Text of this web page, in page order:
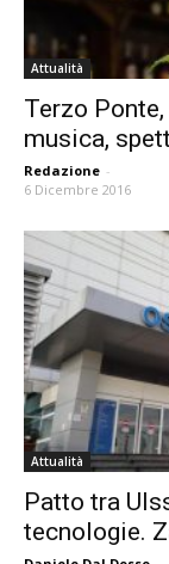
Attualità
Terzo
musica,
Redazione -
6 Dicembre 2016
Attualità
Patto tra
tecnologie.